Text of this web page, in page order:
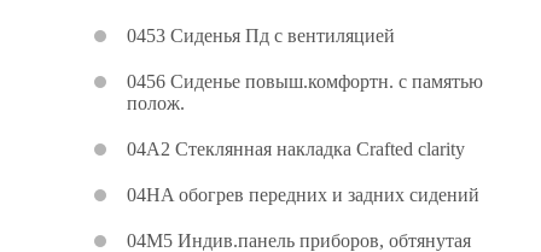
0453 Сиденья Пд с вентиляцией
0456 Сиденье повыш.комфортн. с памятью
полож.
04A2 Стеклянная накладка Crafted clarity
04HA обогрев передних и задних сидений
04M5 Индив.панель приборов, обтянутая